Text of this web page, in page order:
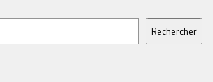
Rechercher